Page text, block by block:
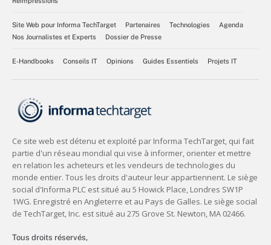
Site Web pour Informa TechTarget Partenaires Technologies
Agenda
Nos Journalistes et Experts
Dossier de Presse
E-Handbooks Conseils IT Opinions Guides Essentiels Projets IT
Tous droits réservés,